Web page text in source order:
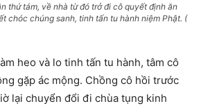
thứ tám, về nhà từ đó trở đi cô quyết định ăn
chóc chúng sanh, tinh tấn tu hành niệm Phật. (
heo và lo tinh tấn tu hành, tâm cô
gặp ác mộng. Chồng cô hồi trước
lại chuyển đổi đi chùa tụng kinh